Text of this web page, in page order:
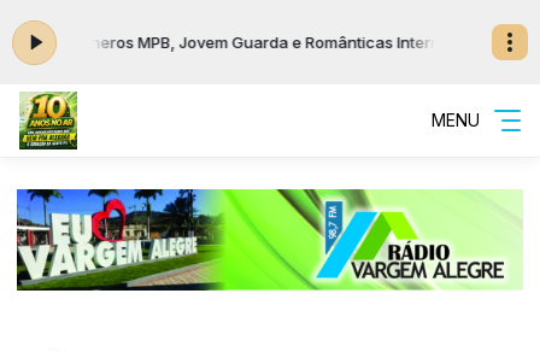
Guarda e Românticas Internacionais das 20:00 às 23:00
MENU